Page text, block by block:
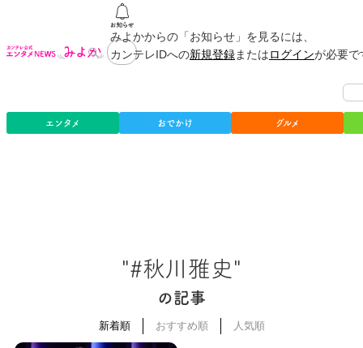
みよかからの「お知らせ」を見るには、
カンテレIDへの新規登録またはログインが必要
エンタメ おでかけ グルメ
"#秋川雅史"
の記事
新着順 おすすめ順 人気順